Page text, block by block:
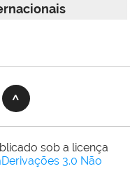
sob a licença
3.0 Não